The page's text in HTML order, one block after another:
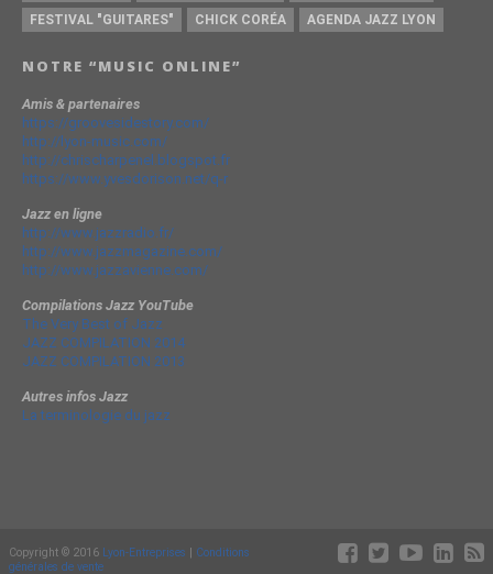
FESTIVAL "GUITARES"
CHICK CORÉA AGENDA JAZZ LYON
NOTRE “MUSIC ONLINE”
Amis & partenaires
https://groovesidestory.com/
http://lyon-music.com/
http://chrischarpenel.blogspot.fr
https://www.yvesdorison.net/q-r
Jazz en ligne
http://www.jazzradio.fr/
http://www.jazzmagazine.com/
http://www.jazzavienne.com/
Compilations Jazz YouTube
The Very Best of Jazz
JAZZ COMPILATION 2014
JAZZ COMPILATION 2013
Autres infos Jazz
La terminologie du jazz
Copyright © 2016 Lyon-Entreprises
Conditions
générales de vente